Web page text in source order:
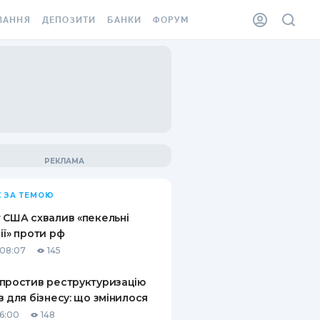
ВІНЬЄТКА
ВІД
ВИПАДКІВ
ДЕПОЗИТИ
ПИТАННЯ ТА ВІДПОВІДІ
ДЕПОЗИТНИЙ КАЛЬКУЛЯТОР
ПУТІВНИКИ ПО
БАНКИ ФОРУМ
ЗА ТЕМОЮ
США схвалив «пекельні
проти рф
145
реструктуризацію
для бізнесу: що змінилося
148